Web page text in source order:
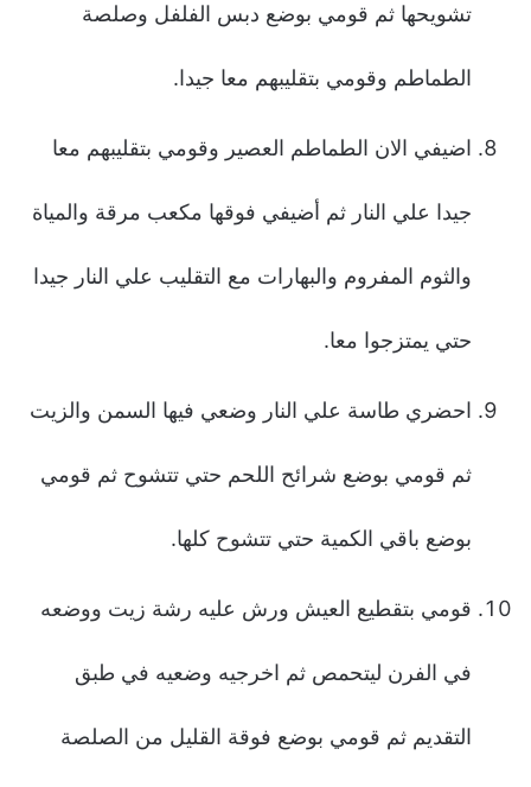
تشويحها ثم قومي بوضع دبس الفلفل وصلصة
الطماطم وقومي بتقليبهم معا جيدا.
اضيفي الان الطماطم العصير وقومي بتقليبهم معا
جيدا علي النار ثم أضيفي فوقها مكعب مرقة والمياة
والثوم المفروم والبهارات مع التقليب علي النار جيدا
حتي يمتزجوا معا.
احضري طاسة علي النار وضعي فيها السمن والزيت
ثم قومي بوضع شرائح اللحم حتي تتشوح ثم قومي
بوضع باقي الكمية حتي تتشوح كلها.
قومي بتقطيع العيش ورش عليه رشة زيت ووضعه
في الفرن ليتحمص ثم اخرجيه وضعيه في طبق
التقديم ثم قومي بوضع فوقة القليل من الصلصة